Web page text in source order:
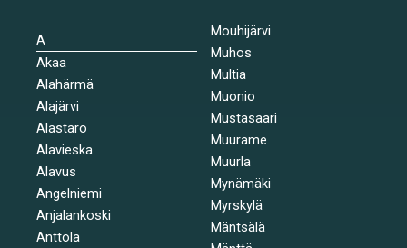
A
Akaa
Alahärmä
Alajärvi
Alastaro
Alavieska
Alavus
Angelniemi
Anjalankoski
Anttola
Mouhijärvi
Muhos
Multia
Muonio
Mustasaari
Muurame
Muurla
Mynämäki
Myrskylä
Mäntsälä